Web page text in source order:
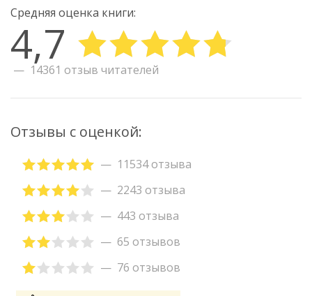
Средняя оценка книги:
4,7
14361 отзыв читателей
Отзывы с оценкой:
11534 отзыва
2243 отзыва
443 отзыва
65 отзывов
76 отзывов